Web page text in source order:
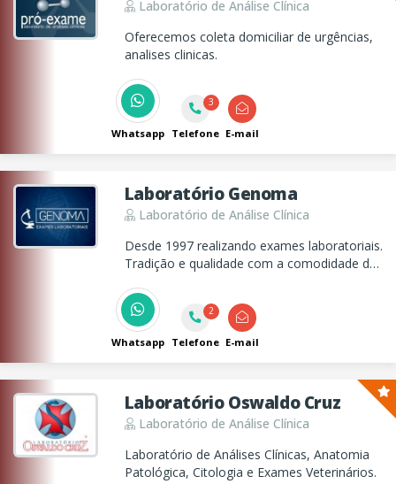
Laboratório de Análise Clínica
Oferecemos coleta domiciliar de urgências,
analises clinicas.
Whatsapp
3
Telefone E-mail
Laboratório Genoma
Laboratório de Análise Clínica
Desde 1997 realizando exames laboratoriais.
Tradição e qualidade com a comodidade de
presencialmente ou pela internet!
Whatsapp
2
Telefone E-mail
Laboratório Oswaldo Cruz
Laboratório de Análise Clínica
Laboratório de Análises Clínicas, Anatomia
Patológica, Citologia e Exames Veterinários.